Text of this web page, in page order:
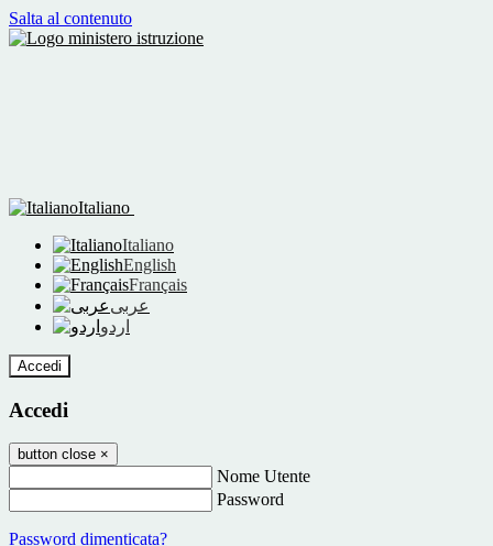
Salta al contenuto
Italiano
Italiano
English
Français
عربى
اردو
Accedi
Accedi
button close ×
Nome Utente
Password
Password dimenticata?